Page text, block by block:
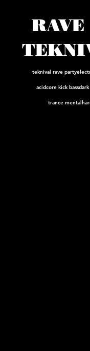
teknival rave party
acidcore kick bass
trance mental